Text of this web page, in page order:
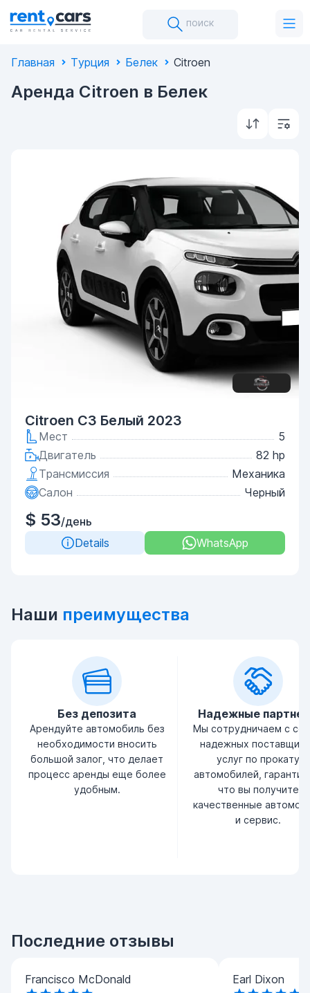
поиск
Главная Турция Белек Citroen
Аренда Citroen в Белек
Citroen C3 Белый 2023
Мест
5
Двигатель
82 hp
Трансмиссия
Механика
Салон
Черный
$ 53/день
Details
WhatsApp
Наши преимущества
Без депозита
Арендуйте автомобиль без
необходимости вносить
большой залог, что делает
процесс аренды еще более
удобным.
Надежные
Мы сотрудничаем с
надежных
услуг по прокату
автомобилей,
что вы получите
качественные
и сервис.
Последние отзывы
Francisco McDonald Earl Dixon